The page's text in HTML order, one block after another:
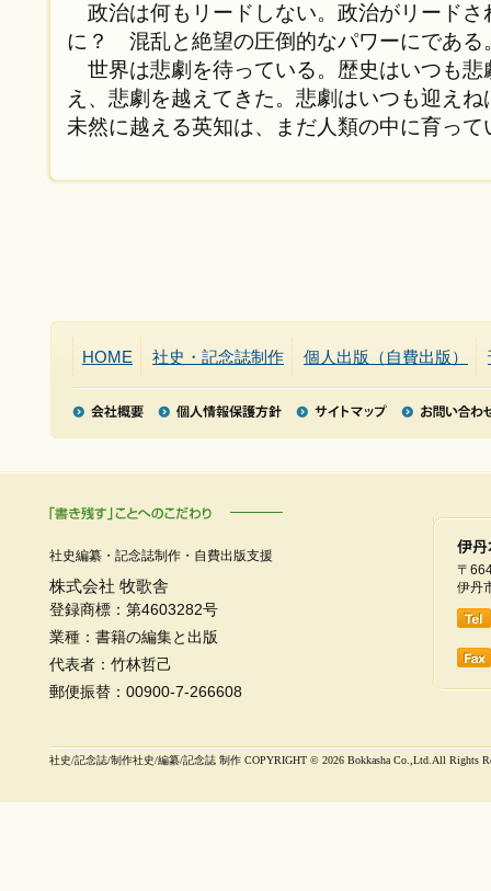
政治は何もリードしない。政治がリードさ
に？ 混乱と絶望の圧倒的なパワーにである
世界は悲劇を待っている。歴史はいつも悲
え、悲劇を越えてきた。悲劇はいつも迎え
未然に越える英知は、まだ人類の中に育って
HOME 社史・記念誌制作 個人出版（自費出版）
社史編纂・記念誌制作・自費出版支援
株式会社 牧歌舎
登録商標：第4603282号
業種：書籍の編集と出版
代表者：竹林哲己
郵便振替：00900-7-266608
〒
伊丹
社史/記念誌/制作社史/編纂/記念誌 制作 COPYRIGHT © 2026 Bokkasha Co.,Ltd.All Rights